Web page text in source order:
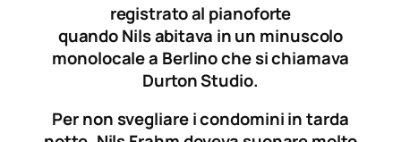
registrato al pianoforte
quandoNilsabitava in un minuscolo
monolocale a Berlino che si chiamava
Durton Studio.
Per non svegliare i condomini in tarda